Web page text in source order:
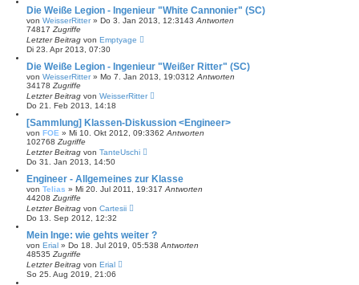
Die Weiße Legion - Ingenieur "White Cannonier" (SC)
von WeisserRitter» Do 3. Jan 2013, 12:3143 Antworten
74817 Zugriffe
Letzter Beitrag von Emptyage
Di 23. Apr 2013, 07:30
Die Weiße Legion - Ingenieur "Weißer Ritter" (SC)
von WeisserRitter» Mo 7. Jan 2013, 19:0312 Antworten
34178 Zugriffe
Letzter Beitrag von WeisserRitter
Do 21. Feb 2013, 14:18
[Sammlung] Klassen-Diskussion <Engineer>
von FOE » Mi 10. Okt 2012, 09:3362 Antworten
102768 Zugriffe
Letzter Beitrag von TanteUschi
Do 31. Jan 2013, 14:50
Engineer - Allgemeines zur Klasse
von Telias » Mi 20. Jul 2011, 19:317 Antworten
44208 Zugriffe
Letzter Beitrag von Cartesii
Do 13. Sep 2012, 12:32
Mein Inge: wie gehts weiter ?
von Erial » Do 18. Jul 2019, 05:538 Antworten
48535 Zugriffe
Letzter Beitrag von Erial
So 25. Aug 2019, 21:06